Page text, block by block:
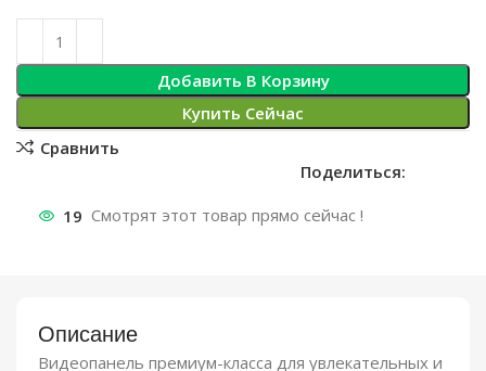
Добавить В Корзину
Купить Сейчас
Сравнить
Поделиться:
19 Смотрят этот товар прямо сейчас !
Описание
Видеопанель премиум-класса для увлекательных и